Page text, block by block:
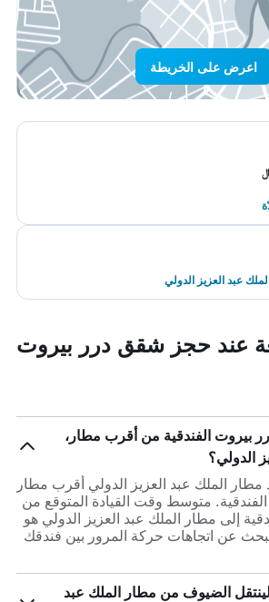
اعرض على الخريطة
عبد العزيز الدولي
عند حجز شقق درر بيروت
الفندقية من أقرب مطار،
الدولي؟
كم ، يعد مطار الملك عبد العزيز الدولي أقرب مطار
متوسط وقت القيادة المتوقع من
إلى مطار الملك عبد العزيز الدولي هو
البحث عن اتجاهات حركة المرور بين فندقك
الضيوف من مطار الملك عبد